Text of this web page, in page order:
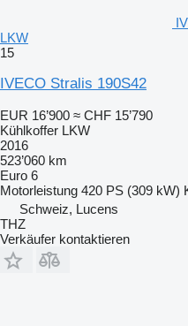
LKW
15
IVECO Stralis 190S42
EUR 16’900 ≈ CHF 15’790
Kühlkoffer LKW
2016
523’060 km
Euro 6
Motorleistung 420 PS (309 kW)
Schweiz, Lucens
THZ
Verkäufer kontaktieren